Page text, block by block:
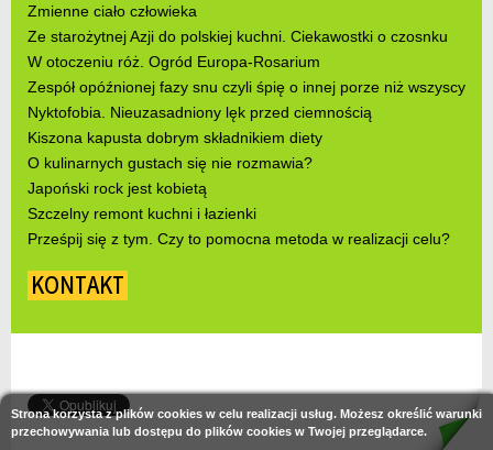
Zmienne ciało człowieka
Ze starożytnej Azji do polskiej kuchni. Ciekawostki o czosnku
W otoczeniu róż. Ogród Europa-Rosarium
Zespół opóźnionej fazy snu czyli śpię o innej porze niż wszyscy
Nyktofobia. Nieuzasadniony lęk przed ciemnością
Kiszona kapusta dobrym składnikiem diety
O kulinarnych gustach się nie rozmawia?
Japoński rock jest kobietą
Szczelny remont kuchni i łazienki
Prześpij się z tym. Czy to pomocna metoda w realizacji celu?
KONTAKT
Strona korzysta z plików cookies w celu realizacji usług. Możesz określić warunki
przechowywania lub dostępu do plików cookies w Twojej przeglądarce.